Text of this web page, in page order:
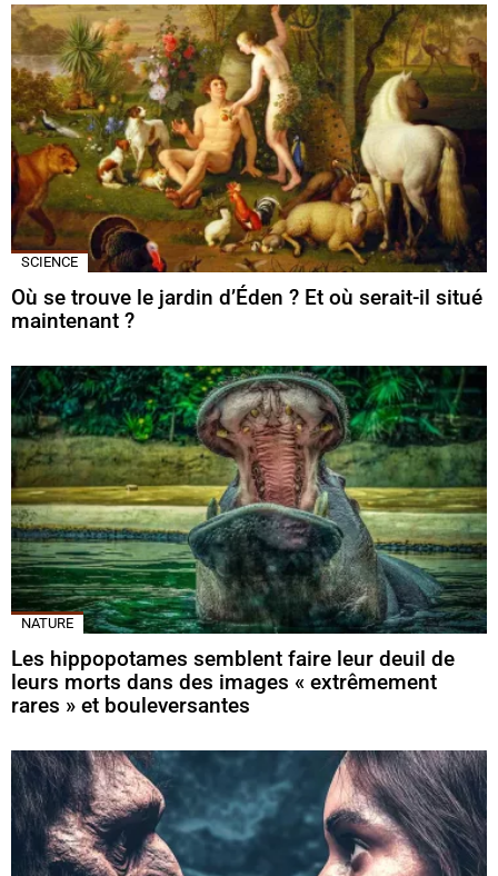
SCIENCE
Où se trouve le jardin d’Éden ? Et où serait-il situé
maintenant ?
NATURE
Les hippopotames semblent faire leur deuil de
leurs morts dans des images « extrêmement
rares » et bouleversantes